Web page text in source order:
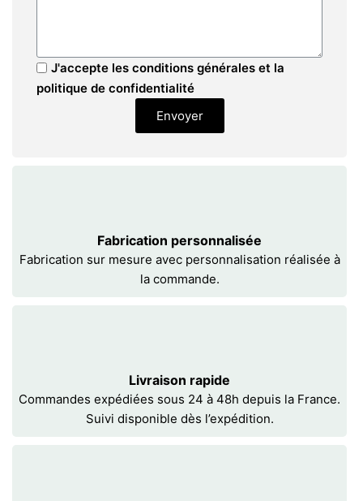
J'accepte les conditions générales et la
politique de confidentialité
Envoyer
Fabrication personnalisée
Fabrication sur mesure avec personnalisation réalisée à
la commande.
Livraison rapide
Commandes expédiées sous 24 à 48h depuis la France.
Suivi disponible dès l’expédition.